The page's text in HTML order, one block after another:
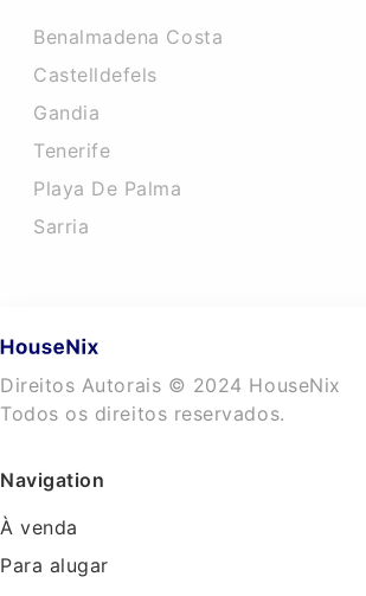
Benalmadena Costa
Castelldefels
Gandia
Tenerife
Playa De Palma
Sarria
Direitos Autorais © 2024 HouseNix
Todos os direitos reservados.
Navigation
À venda
Para alugar